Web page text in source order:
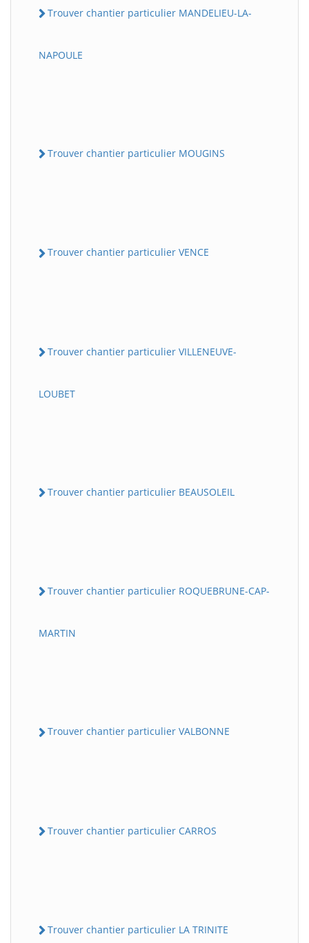
Trouver chantier particulier MANDELIEU-LA-
NAPOULE
Trouver chantier particulier MOUGINS
Trouver chantier particulier VENCE
Trouver chantier particulier VILLENEUVE-
LOUBET
Trouver chantier particulier BEAUSOLEIL
Trouver chantier particulier ROQUEBRUNE-CAP-
MARTIN
Trouver chantier particulier VALBONNE
Trouver chantier particulier CARROS
Trouver chantier particulier LA TRINITE